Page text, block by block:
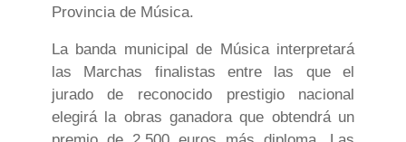
Provincia de Música.
La banda municipal de Música interpretará
las Marchas finalistas entre las que el
jurado de reconocido prestigio nacional
elegirá la obras ganadora que obtendrá un